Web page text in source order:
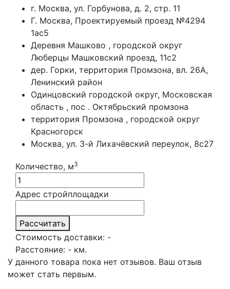
г. Москва, ул. Горбунова, д. 2, стр. 11
Г. Москва, Проектируемый проезд №4294
1ас5
Деревня Машково , городской округ
Люберцы Машковский проезд, 11с2
дер. Горки, территория Промзона, вл. 26А,
Ленинский район
Одинцовский городской округ, Московская
область , пос . Октябрьский промзона
территория Промзона , городской округ
Красногорск
Москва, ул. 3-й Лихачёвский переулок, 8с27
Количество, м3
Адрес стройплощадки
Рассчитать
Стоимость доставки: -
Расстояние: - км.
У данного товара пока нет отзывов. Ваш отзыв
может стать первым.